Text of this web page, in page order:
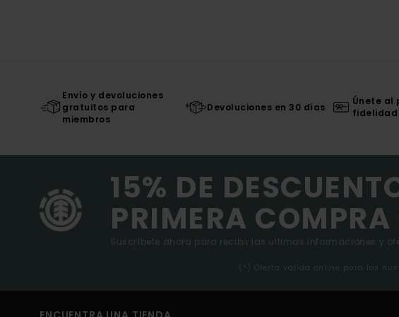
Envío y devoluciones
gratuitos para
miembros
Devoluciones en 30 días
Únete al
fidelidad
15% DE
PRIMERA
Suscríbete ahora para recibir las ultimas informaciones y
(*) Oferta valida online para los